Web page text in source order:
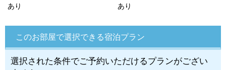
あり
あり
このお部屋で選択できる宿泊プラン
選択された条件でご予約いただけるプランがござい